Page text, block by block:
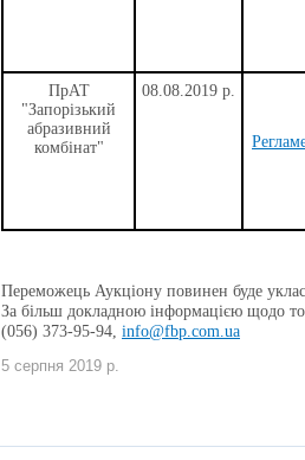
ПрАТ
"Запорізький
абразивний
комбінат"
08 .08.2019 р.
Переможець Аукціону повинен буде
За більш докладною інформацією щодо
(056) 373-95-94, info@fbp.com.ua
5 серпня 2019 р.